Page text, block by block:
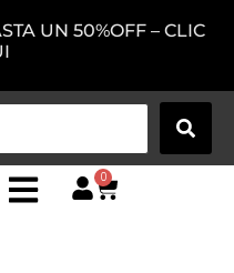
UN 50%OFF – CLIC
0